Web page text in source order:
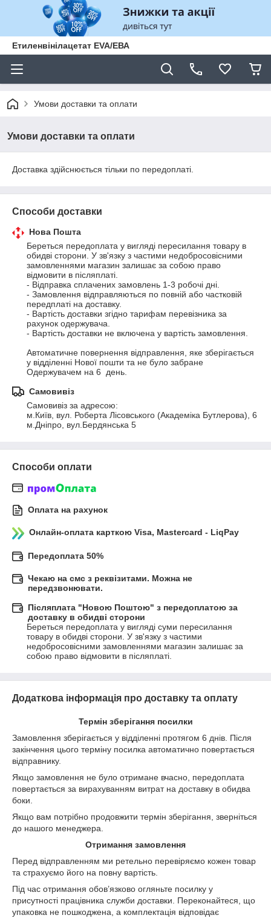
Етиленвінілацетат EVA/ЕВА
Умови доставки та оплати
Умови доставки та оплати
Доставка здійснюється тільки по передоплаті.
Способи доставки
Нова Пошта
Береться передоплата у вигляді пересилання товару в
обидві сторони. У зв'язку з частими недобросовісними
замовленнями магазин залишає за собою право
відмовити в післяплаті.
- Відправка сплачених замовлень 1-3 робочі дні.
- Замовлення відправляються по повній або частковій
передплаті на доставку.
- Вартість доставки згідно тарифам перевізника за
рахунок одержувача.
- Вартість доставки не включена у вартість замовлення.
Автоматичне повернення відправлення, яке зберігається
у відділенні Нової пошти та не було забране
Одержувачем на 6  день.
Самовивіз
Самовивіз за адресою:
м.Київ, вул. Роберта Лісовського (Академіка Бутлерова), 6
м.Дніпро, вул.Бердянська 5
Способи оплати
Оплата на рахунок
Онлайн-оплата карткою Visa, Mastercard - LiqPay
Передоплата 50%
Чекаю на смс з реквізитами. Можна не
передзвонювати.
Післяплата "Новою Поштою" з передоплатою за
доставку в обидві сторони
Береться передоплата у вигляді суми пересилання
товару в обидві сторони. У зв'язку з частими
недобросовісними замовленнями магазин залишає за
собою право відмовити в післяплаті.
Додаткова інформація про доставку та оплату
Термін зберігання посилки
Замовлення зберігається у відділенні протягом 6 днів. Після
закінчення цього терміну посилка автоматично повертається
відправнику.
Якщо замовлення не було отримане вчасно, передоплата
повертається за вирахуванням витрат на доставку в обидва
боки.
Якщо вам потрібно продовжити термін зберігання, зверніться
до нашого менеджера.
Отримання замовлення
Перед відправленням ми ретельно перевіряємо кожен товар
та страхуємо його на повну вартість.
Під час отримання обов’язково огляньте посилку у
присутності працівника служби доставки. Переконайтеся, що
упаковка не пошкоджена, а комплектація відповідає